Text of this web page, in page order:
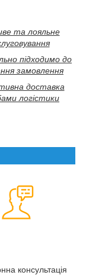
та лояльне
підходимо до
замовлення
доставка
логістики
консультація